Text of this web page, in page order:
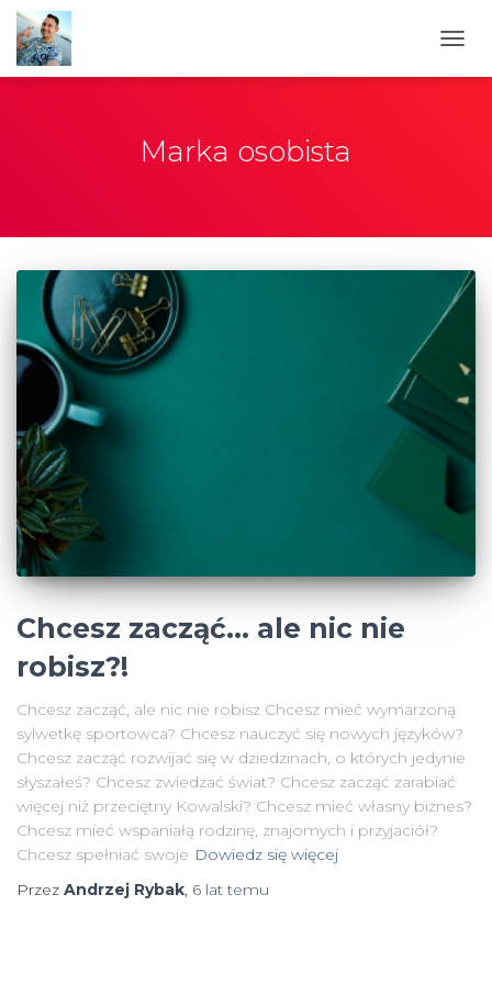
Marka osobista
Chcesz zacząć… ale nic nie
robisz?!
Chcesz zacząć, ale nic nie robisz Chcesz mieć wymarzoną
sylwetkę sportowca? Chcesz nauczyć się nowych języków?
Chcesz zacząć rozwijać się w dziedzinach, o których jedynie
słyszałeś? Chcesz zwiedzać świat? Chcesz zacząć zarabiać
więcej niż przeciętny Kowalski? Chcesz mieć własny biznes?
Chcesz mieć wspaniałą rodzinę, znajomych i przyjaciół?
Chcesz spełniać swoje Dowiedz się więcej
Przez Andrzej Rybak, 6 lattemu